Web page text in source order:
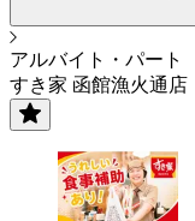
アルバイト・パート
すき家 函館漁火通店